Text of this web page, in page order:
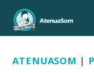
para
o
ATENUASOM |